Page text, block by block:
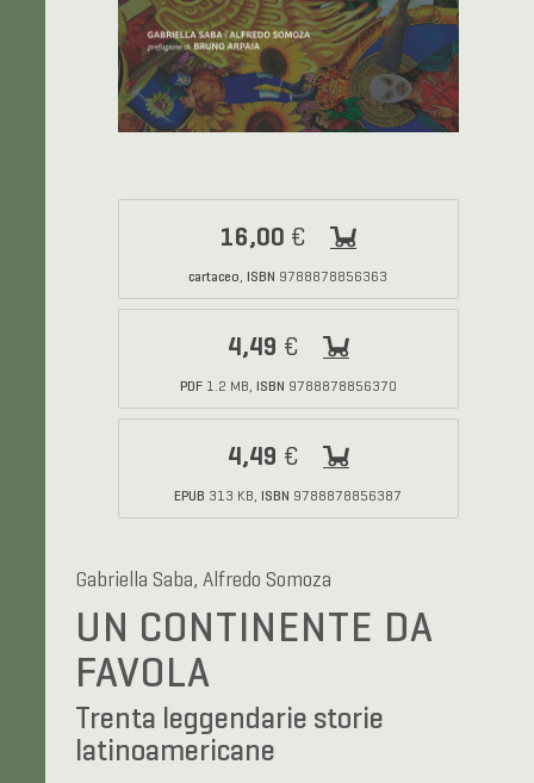
16,00 €
cartaceo, ISBN 9788878856363
4,49 €
PDF1.2 MB, ISBN 9788878856370
4,49 €
EPUB 313 KB, ISBN 9788878856387
Gabriella Saba, Alfredo Somoza
UN CONTINENTE DA
FAVOLA
Trenta leggendarie storie
latinoamericane